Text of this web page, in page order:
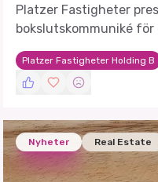
Platzer Fastigheter
bokslutskommuniké
investerare och
webbsändning.
Platzer Fastigheter Holding B
Nyheter Real Estate